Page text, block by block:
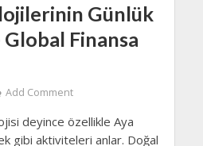
Günlük
Finansa
Add Comment
deyince özellikle Aya
gibi aktiviteleri anlar. Doğal